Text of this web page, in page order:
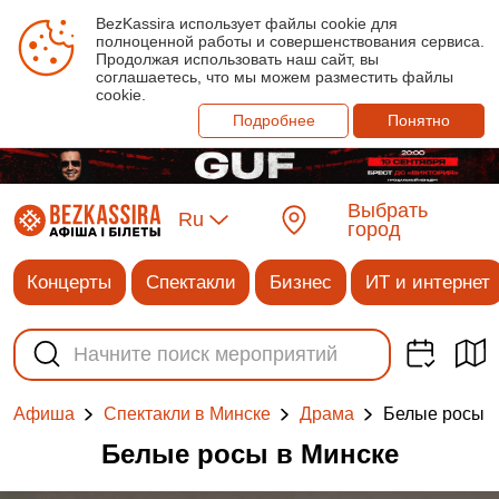
BezKassira использует файлы cookie для
полноценной работы и совершенствования сервиса.
Продолжая использовать наш сайт, вы
соглашаетесь, что мы можем разместить файлы
cookie.
Подробнее
Понятно
Ru
Выбрать
город
Концерты Спектакли Бизнес ИТ и интернет
Афиша Спектакли в Минске Драма Белые росы
Белые росы в Минске